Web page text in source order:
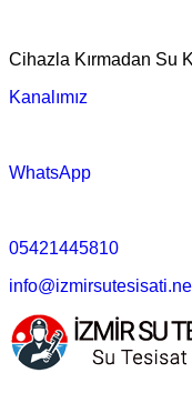
Cihazla Kırmadan Su
Kanalımız
WhatsApp
05421445810